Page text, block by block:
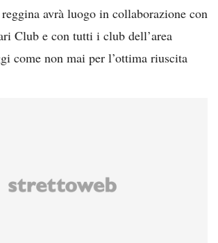
avrà luogo in collaborazione con
Club e con tutti i club dell’area
come non mai per l’ottima riuscita